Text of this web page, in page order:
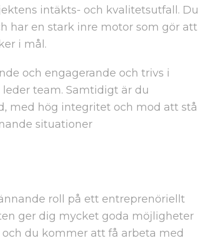
intäkts- och kvalitetsutfall. Du
har en stark inre motor som gör att
i mål.
och engagerande och trivs i
team. Samtidigt är du
med hög integritet och mod att stå
situationer
roll på ett entreprenöriellt
ger dig mycket goda möjligheter
du kommer att få arbeta med